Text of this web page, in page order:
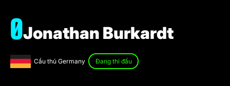
Cầu thủ Germany Đang thi đấu
0Jonathan Burkardt